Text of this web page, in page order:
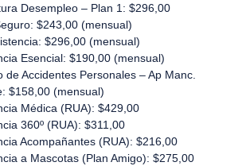
Desempleo – Plan 1: $296,00
$243,00 (mensual)
$296,00 (mensual)
Esencial: $190,00 (mensual)
de Accidentes Personales – Ap Manc.
$158,00 (mensual)
Médica (RUA): $429,00
360º (RUA): $311,00
Acompañantes (RUA): $216,00
a Mascotas (Plan Amigo): $275,00